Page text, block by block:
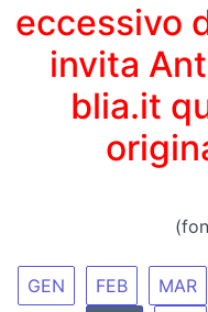
eccessivo
invita
blia.it
GEN FEB MAR